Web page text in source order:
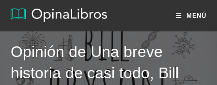
MENÚ
Opinión de Una breve
historia de casi todo, Bill